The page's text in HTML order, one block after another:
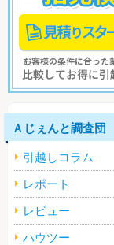
Ａじぇんと調査団
引越しコラム
レポート
レビュー
ハウツー